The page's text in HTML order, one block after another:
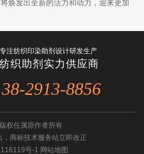
焕发出全新的活力和动力，迎来更加
专注纺织印染助剂设计研发生产
纺织助剂实力供应商
2913-8856
权任属原作者所有
商标技术服务站立即改正
号-1 网站地图